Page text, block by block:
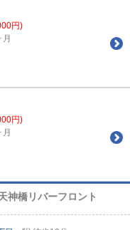
円)
円)
神橋リバーフロント